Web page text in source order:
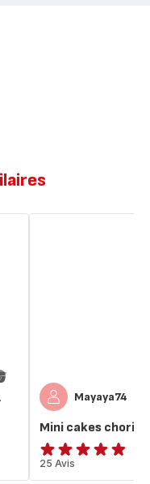
Mayaya74
Mini cakes chorizo
ratings.4.8
25 Avis